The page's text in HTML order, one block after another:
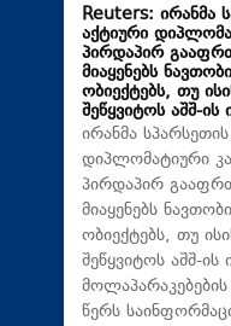
Reuters: ირანმა
აქტიური
პირდაპირ
მიაყენებს
ობიექტებს, თუ
შეწყვიტოს აშშ-ის
ირანმა
დიპლომატიური
პირდაპირ
მიაყენებს
ობიექტებს, თუ
შეწყვიტოს აშშ-
წერს